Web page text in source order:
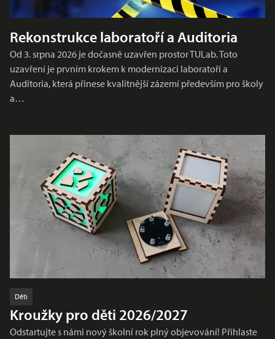
Rekonstrukce laboratoří a Auditoria
Od 3. srpna 2026 je dočasně uzavřen prostor TULab. Toto
uzavření je prvním krokem k modernizaci laboratoří a
Auditoria, která přinese kvalitnější zázemí především pro školy
a…
Děti
Kroužky pro děti 2026/2027
Odstartujte s námi nový školní rok plný objevování! Přihlaste